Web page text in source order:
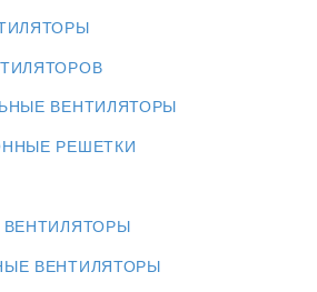
ВЕНТИЛЯТОРЫ
РЕШЕТКИ
ВЕНТИЛЯТОРЫ